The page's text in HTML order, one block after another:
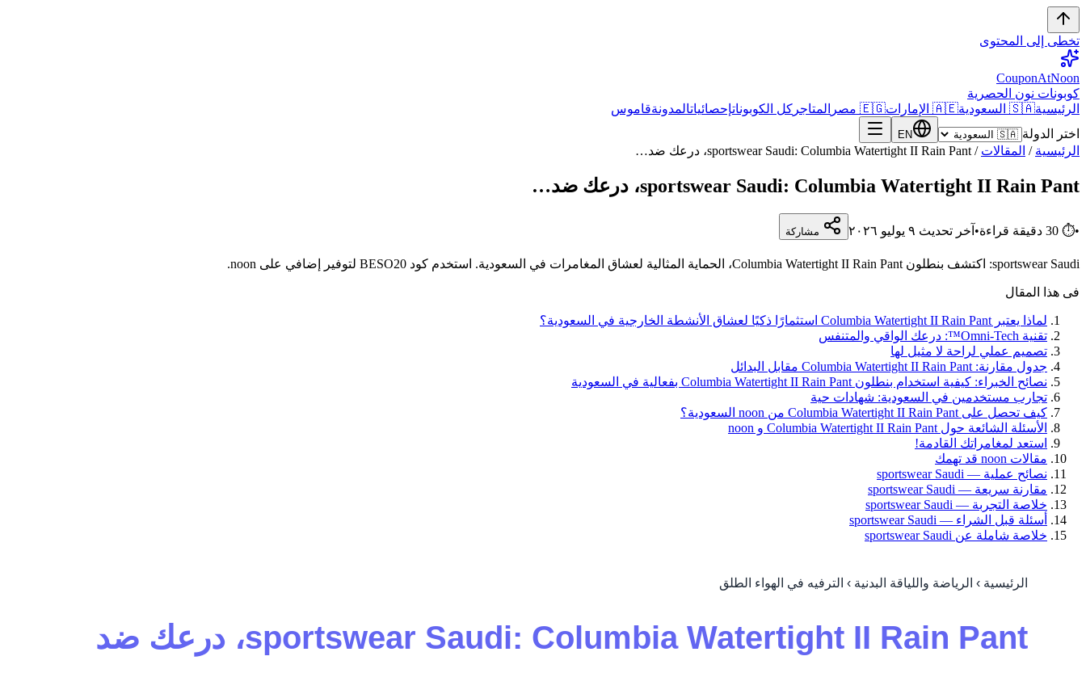
تخطى إلى المحتوى
CouponAtNoon
كوبونات نون الحصرية
الرئيسية🇸🇦 السعودية 🇦🇪 الإمارات 🇪🇬 مصر المتاجر كل الكوبوناتإحصائياتالمدونةقاموس
اختر الدولة
EN
الرئيسية / المقالات / sportswear Saudi: Columbia Watertight II Rain Pant، درعك ضد…
sportswear Saudi: Columbia Watertight II Rain Pant، درعك ضد…
•
⏱
30 دقيقة قراءة• آخر تحديث ٩ يوليو ٢٠٢٦ مشاركة
sportswear Saudi: اكتشف بنطلون Columbia Watertight II Rain Pant، الحماية المثالية لعشاق المغامرات في السعودية. استخدم كود BESO20 لتوفير إضافي على noon.
فى هذا المقال
لماذا يعتبر Columbia Watertight II Rain Pant استثمارًا ذكيًا لعشاق الأنشطة الخارجية في السعودية؟
تقنية Omni-Tech™: درعك الواقي والمتنفس
تصميم عملي لراحة لا مثيل لها
جدول مقارنة: Columbia Watertight II Rain Pant مقابل البدائل
نصائح الخبراء: كيفية استخدام بنطلون Columbia Watertight II Rain Pant بفعالية في السعودية
تجارب مستخدمين في السعودية: شهادات حية
كيف تحصل على Columbia Watertight II Rain Pant من noon السعودية؟
الأسئلة الشائعة حول Columbia Watertight II Rain Pant و noon
استعد لمغامراتك القادمة!
مقالات noon قد تهمك
نصائح عملية — sportswear Saudi
مقارنة سريعة — sportswear Saudi
خلاصة التجربة — sportswear Saudi
أسئلة قبل الشراء — sportswear Saudi
خلاصة شاملة عن sportswear Saudi
الرئيسية › الرياضة واللياقة البدنية › الترفيه في الهواء الطلق
sportswear Saudi: Columbia Watertight II Rain Pant، درعك ضد